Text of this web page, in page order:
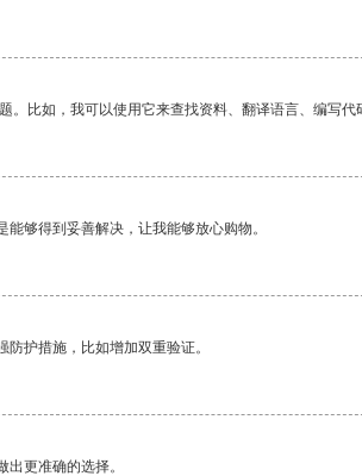
。比如，我可以使用它来查找资料、翻译语言、编写代
够得到妥善解决，让我能够放心购物。
护措施，比如增加双重验证。
更准确的选择。